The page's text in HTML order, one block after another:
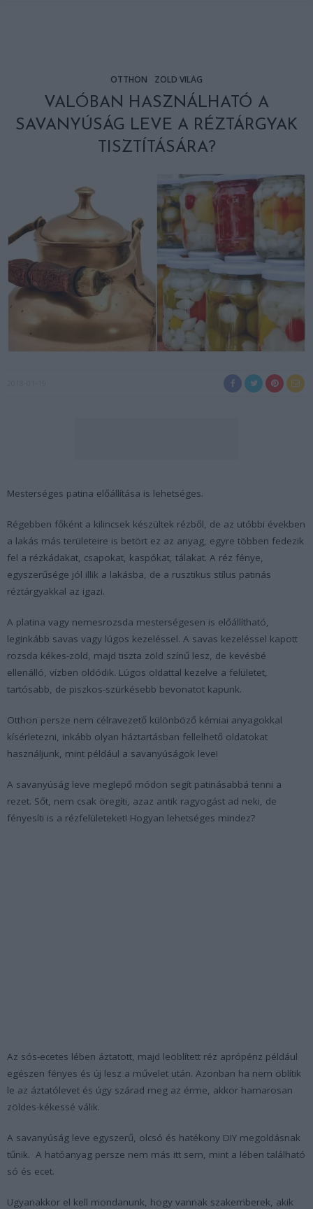
OTTHON ZÖLD VILÁG
VALÓBAN HASZNÁLHATÓ A
SAVANYÚSÁG LEVE A RÉZTÁRGYAK
TISZTÍTÁSÁRA?
Mesterséges patina előállítása is lehetséges.
Régebben főként a kilincsek készültek rézből, de az utóbbi években
a lakás más területeire is betört ez az anyag, egyre többen fedezik
fel a rézkádakat, csapokat, kaspókat, tálakat. A réz fénye,
egyszerűsége jól illik a lakásba, de a rusztikus stílus patinás
réztárgyakkal az igazi.
A platina vagy nemesrozsda mesterségesen is előállítható,
leginkább savas vagy lúgos kezeléssel. A savas kezeléssel kapott
rozsda kékes-zöld, majd tiszta zöld színű lesz, de kevésbé
ellenálló, vízben oldódik. Lúgos oldattal kezelve a felületet,
tartósabb, de piszkos-szürkésebb bevonatot kapunk.
Otthon persze nem célravezető különböző kémiai anyagokkal
kísérletezni, inkább olyan háztartásban fellelhető oldatokat
használjunk, mint például a savanyúságok leve!
A savanyúság leve meglepő módon segít patinásabbá tenni a
rezet. Sőt, nem csak öregíti, azaz antik ragyogást ad neki, de
fényesíti is a rézfelületeket! Hogyan lehetséges mindez?
Az sós-ecetes lében áztatott, majd leöblített réz aprópénz például
egészen fényes és új lesz a művelet után. Azonban ha nem öblítik
le az áztatólevet és úgy szárad meg az érme, akkor hamarosan
zöldes-kékessé válik.
A savanyúság leve egyszerű, olcsó és hatékony DIY megoldásnak
tűnik. A hatóanyag persze nem más itt sem, mint a lében található
só és ecet.
Ugyanakkor el kell mondanunk, hogy vannak szakemberek, akik